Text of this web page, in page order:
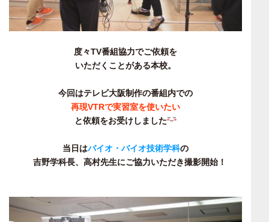
度々TV番組協力でご依頼を
いただくことがある本校。
今回はテレビ大阪制作の番組内での
再現VTRで実習室を使いたい
と依頼をお受けしました
当日はバイオ・バイオ技術学科の
吉野学科長、高村先生にご協力いただき撮影開始！